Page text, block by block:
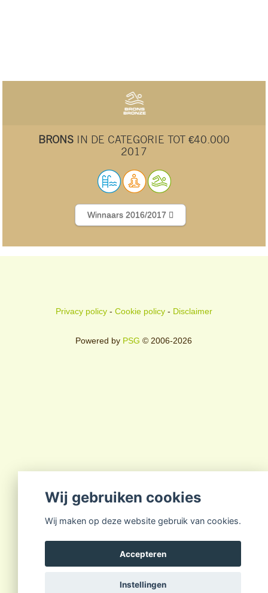
BRONSIN DE CATEGORIE TOT €40.000
2017
Winnaars 2016/2017
Privacy policy- Cookie policy- Disclaimer
Powered by PSG © 2006-2026
Wij gebruiken cookies
Wij maken op deze website gebruik van cookies.
Accepteren
Instellingen